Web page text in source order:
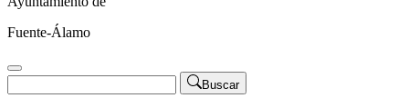
Fuente-Álamo
Buscar